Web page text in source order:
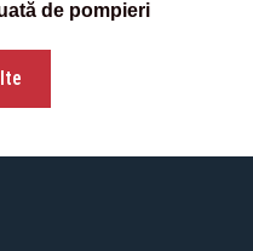
de pompieri